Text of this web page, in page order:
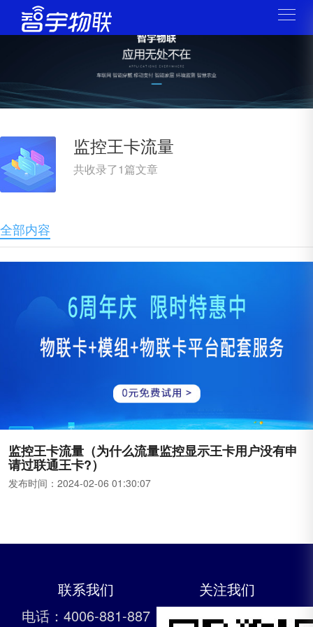
监控王卡流量
共收录了1篇文章
全部内容
监控王卡流量（为什么流量监控显示王卡用户没有申
请过联通王卡?）
发布时间： 2024-02-06 01:30:07
联系我们
电话：4006-881-887
关注我们